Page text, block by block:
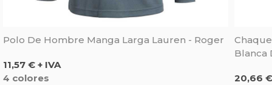
Polo De Hombre Manga Larga Lauren - Roger
Precio
11,57 € + IVA
4 colores
Blanca
Precio
20,66 €